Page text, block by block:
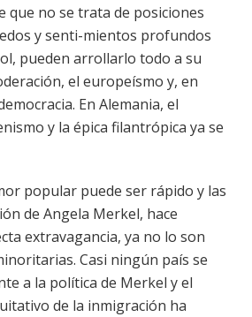
que no se trata de posiciones
y senti-mientos profundos
pueden arrollarlo todo a su
el europeísmo y, en
En Alemania, el
y la épica filantrópica ya se
popular puede ser rápido y las
de Angela Merkel, hace
extravagancia, ya no lo son
Casi ningún país se
a la política de Merkel y el
de la inmigración ha